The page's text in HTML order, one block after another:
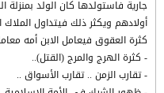
جارية فاستولدها كان الولد بمنزلة
أولادهم ويكثر ذلك فيتداول
كثرة العقوق فيعامل الابن أمه
- كثرة الهرج والمرج (القتل)..
- تقارب الزمن .. تقارب الأسواق ..